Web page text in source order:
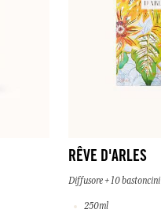
RÊVE D'ARLES
Diffusore + 10 bastoncini
250ml